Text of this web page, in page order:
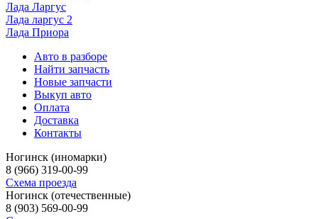
Лада Ларгус
Лада ларгус 2
Лада Приора
Авто в разборе
Найти запчасть
Новые запчасти
Выкуп авто
Оплата
Доставка
Контакты
Ногинск (иномарки)
8 (966) 319-00-99
Схема проезда
Ногинск (отечественные)
8 (903) 569-00-99